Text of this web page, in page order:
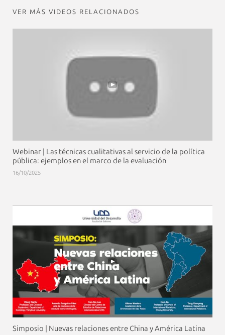
VER MÁS VIDEOS RELACIONADOS
Webinar | Las técnicas cualitativas al servicio de la política
pública: ejemplos en el marco de la evaluación
16/10/2025
Simposio | Nuevas relaciones entre China y América Latina